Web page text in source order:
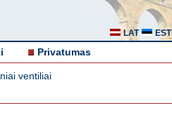
LAT EST
Privatumas
ventiliai